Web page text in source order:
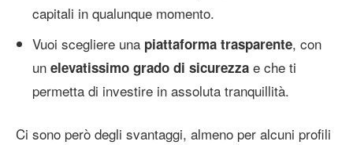
capitali in qualunque momento.
Vuoi scegliere una piattaforma trasparente, con
un elevatissimo grado di sicurezza e che ti
permetta di investire in assoluta tranquillità.
Ci sono però degli svantaggi, almeno per alcuni profili